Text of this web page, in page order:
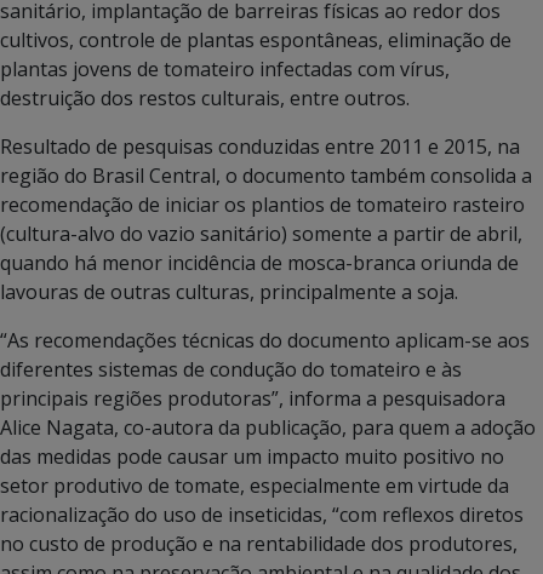
sanitário, implantação de barreiras físicas ao redor dos
cultivos, controle de plantas espontâneas, eliminação de
plantas jovens de tomateiro infectadas com vírus,
destruição dos restos culturais, entre outros.
Resultado de pesquisas conduzidas entre 2011 e 2015, na
região do Brasil Central, o documento também consolida a
recomendação de iniciar os plantios de tomateiro rasteiro
(cultura-alvo do vazio sanitário) somente a partir de abril,
quando há menor incidência de mosca-branca oriunda de
lavouras de outras culturas, principalmente a soja.
“As recomendações técnicas do documento aplicam-se aos
diferentes sistemas de condução do tomateiro e às
principais regiões produtoras”, informa a pesquisadora
Alice Nagata, co-autora da publicação, para quem a adoção
das medidas pode causar um impacto muito positivo no
setor produtivo de tomate, especialmente em virtude da
racionalização do uso de inseticidas, “com reflexos diretos
no custo de produção e na rentabilidade dos produtores,